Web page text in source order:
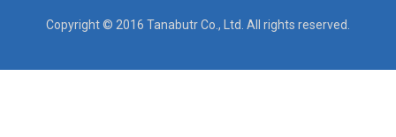
Copyright © 2016 Tanabutr Co., Ltd. All rights reserved.